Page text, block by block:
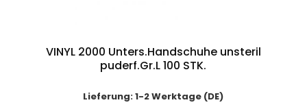
VINYL 2000 Unters.Handschuhe unsteril
puderf.Gr.L 100 STK.
Lieferung: 1-2 Werktage (DE)